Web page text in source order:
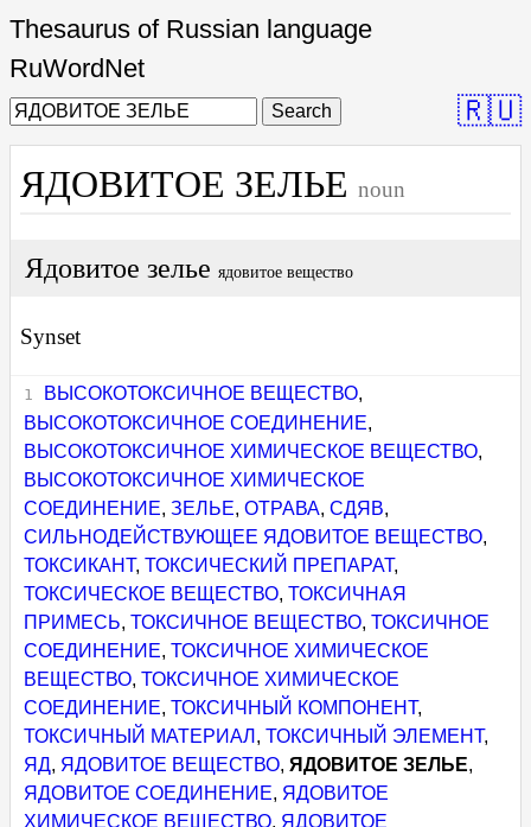
Thesaurus of Russian language
RuWordNet
Search 🇷🇺
ЯДОВИТОЕ ЗЕЛЬЕ noun
Ядовитое зелье ядовитое вещество
Synset
ВЫСОКОТОКСИЧНОЕ ВЕЩЕСТВО,
ВЫСОКОТОКСИЧНОЕ СОЕДИНЕНИЕ,
ВЫСОКОТОКСИЧНОЕ ХИМИЧЕСКОЕ ВЕЩЕСТВО,
ВЫСОКОТОКСИЧНОЕ ХИМИЧЕСКОЕ
СОЕДИНЕНИЕ,ЗЕЛЬЕ,ОТРАВА,СДЯВ,
СИЛЬНОДЕЙСТВУЮЩЕЕ ЯДОВИТОЕ ВЕЩЕСТВО,
ТОКСИКАНТ,ТОКСИЧЕСКИЙ ПРЕПАРАТ,
ТОКСИЧЕСКОЕ ВЕЩЕСТВО,ТОКСИЧНАЯ
ПРИМЕСЬ,ТОКСИЧНОЕ ВЕЩЕСТВО,ТОКСИЧНОЕ
СОЕДИНЕНИЕ,ТОКСИЧНОЕ ХИМИЧЕСКОЕ
ВЕЩЕСТВО,ТОКСИЧНОЕ ХИМИЧЕСКОЕ
СОЕДИНЕНИЕ,ТОКСИЧНЫЙ КОМПОНЕНТ,
ТОКСИЧНЫЙ МАТЕРИАЛ ,ТОКСИЧНЫЙ ЭЛЕМЕНТ,
ЯД, ЯДОВИТОЕ ВЕЩЕСТВО,ЯДОВИТОЕ ЗЕЛЬЕ,
ЯДОВИТОЕ СОЕДИНЕНИЕ, ЯДОВИТОЕ
ХИМИЧЕСКОЕ ВЕЩЕСТВО, ЯДОВИТОЕ